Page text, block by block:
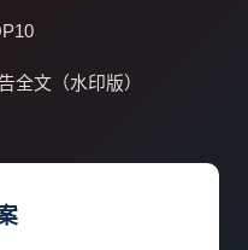
全文（水印版）